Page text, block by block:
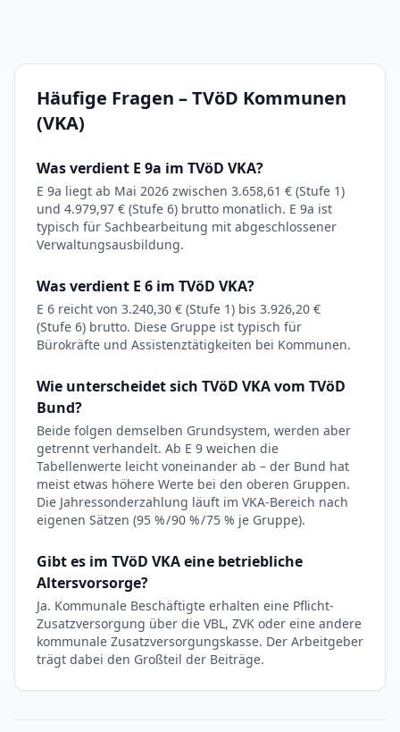
Häufige Fragen – TVöD Kommunen
(VKA)
Was verdient E 9a im TVöD VKA?
E 9a liegt ab Mai 2026 zwischen 3.658,61 € (Stufe 1)
und 4.979,97 € (Stufe 6) brutto monatlich. E 9a ist
typisch für Sachbearbeitung mit abgeschlossener
Verwaltungsausbildung.
Was verdient E 6 im TVöD VKA?
E 6 reicht von 3.240,30 € (Stufe 1) bis 3.926,20 €
(Stufe 6) brutto. Diese Gruppe ist typisch für
Bürokräfte und Assistenztätigkeiten bei Kommunen.
Wie unterscheidet sich TVöD VKA vom TVöD
Bund?
Beide folgen demselben Grundsystem, werden aber
getrennt verhandelt. Ab E 9 weichen die
Tabellenwerte leicht voneinander ab – der Bund hat
meist etwas höhere Werte bei den oberen Gruppen.
Die Jahressonderzahlung läuft im VKA-Bereich nach
eigenen Sätzen (95 % / 90 % / 75 % je Gruppe).
Gibt es im TVöD VKA eine betriebliche
Altersvorsorge?
Ja. Kommunale Beschäftigte erhalten eine Pflicht-
Zusatzversorgung über die VBL, ZVK oder eine andere
kommunale Zusatzversorgungskasse. Der Arbeitgeber
trägt dabei den Großteil der Beiträge.